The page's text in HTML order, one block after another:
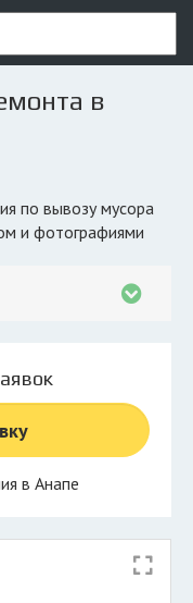
в
и фотографиями
в Анапе